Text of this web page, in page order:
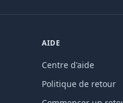
AIDE
Centre d'aide
Politique de retour